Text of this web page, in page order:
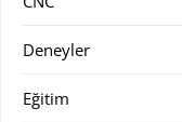
Deneyler
Eğitim